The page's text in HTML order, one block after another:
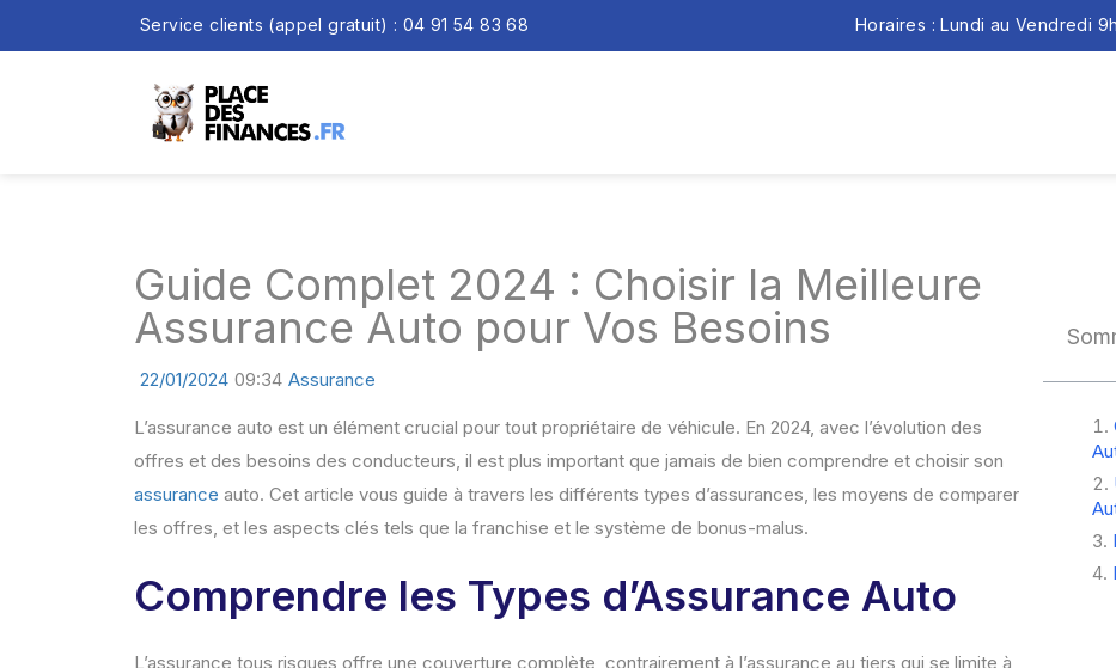
Service clients (appel gratuit) : 04 91 54 83 68 Horaires : Lundi au Vendredi
Guide Complet 2024 : Choisir la Meilleure
Assurance Auto pour Vos Besoins
22/01/2024 09:34 Assurance
L’assurance auto est un élément crucial pour tout propriétaire de véhicule. En 2024, avec l’évolution des
offres et des besoins des conducteurs, il est plus important que jamais de bien comprendre et choisir son
assurance auto. Cet article vous guide à travers les différents types d’assurances, les moyens de comparer
les offres, et les aspects clés tels que la franchise et le système de bonus-malus.
Comprendre les Types d’Assurance Auto
L’assurance tous risques offre une couverture complète, contrairement à l’assurance au tiers qui se limite à